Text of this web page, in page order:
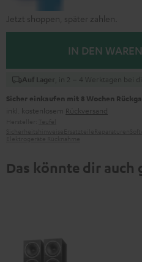
Jetzt shoppen, später zahlen.
IN DEN
Auf Lager , in 2 – 4 Werktagen bei
Sicher einkaufen mit 8 Wochen
inkl. kostenlosem Rückversand
Das könnte dir auch